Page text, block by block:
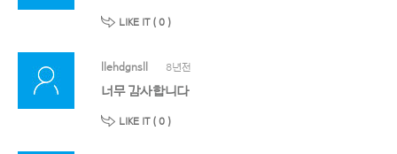
LIKE IT ( 0 )
llehdgnsll 8년전
너무 감사합니다
LIKE IT ( 0 )